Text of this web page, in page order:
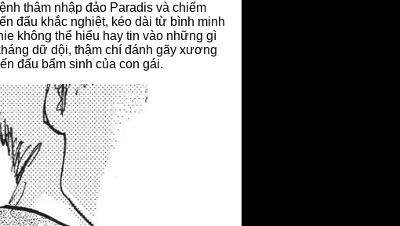
thâm nhập đảo Paradis và chiếm
đấu khắc nghiệt, kéo dài từ bình minh
không thể hiểu hay tin vào những gì
dữ dội, thậm chí đánh gãy xương
đấu bẩm sinh của con gái.